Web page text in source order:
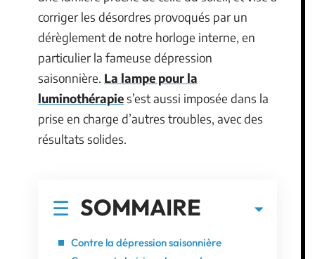
corriger les désordres provoqués par un
dérèglement de notre horloge interne, en
particulier la fameuse dépression
saisonnière. La lampe pour la
luminothérapies’est aussi imposée dans la
prise en charge d’autres troubles, avec des
résultats solides.
SOMMAIRE
Contre la dépression saisonnière